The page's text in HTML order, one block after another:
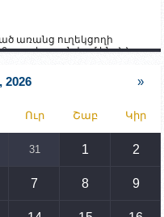
առանց ուղեկցողի
տարեց գտնվում են ՀՀ
ներքո
համար շահավետ
միջազգային
համար. իսպանացի
»
Ուր Շաբ Կիր
31 1 2
7 8 9